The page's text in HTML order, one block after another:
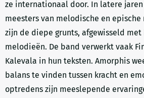
ze internationaal door. In latere
meesters van melodische en epische
zijn de diepe grunts, afgewisseld
melodieën. De band verwerkt vaak
Kalevala in hun teksten. Amorphis
balans te vinden tussen kracht en
optredens zijn meeslepende